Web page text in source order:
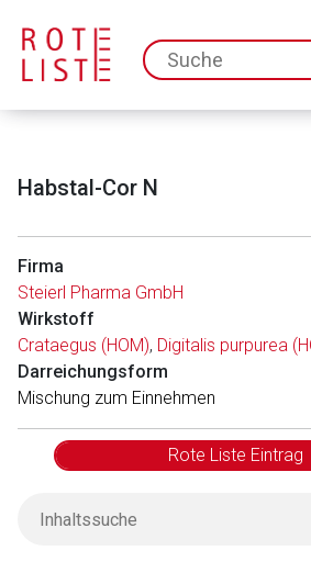
Habstal-Cor N
Firma
Steierl Pharma GmbH
Wirkstoff
Crataegus (HOM), Digitalis purpurea
Darreichungsform
Mischung zum Einnehmen
Rote Liste Eintrag